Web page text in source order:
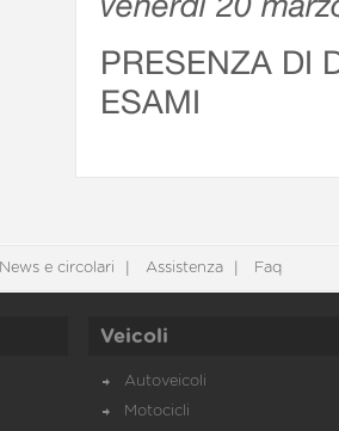
PRESENZA DI
ESAMI
News e circolari Assistenza Faq
Veicoli
Autoveicoli
Motocicli